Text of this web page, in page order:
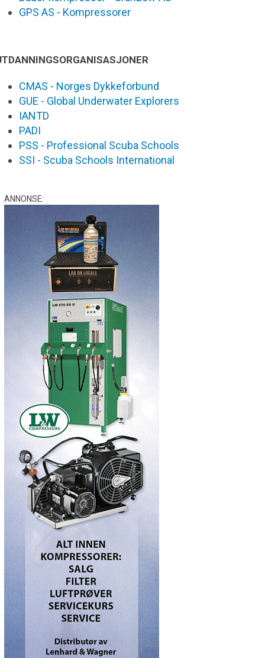
GPS AS - Kompressorer
CMAS - Norges Dykkeforbund
GUE - Global Underwater Explorers
IANTD
PADI
PSS - Professional Scuba Schools
SSI - Scuba Schools International
ANNONSE: